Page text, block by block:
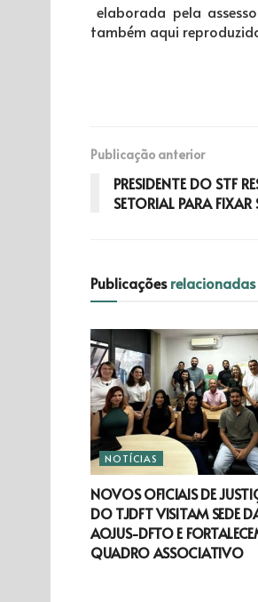
elaborada pela
também aqui
Publicação anterior
PRESIDENTE DO STF
SETORIAL PARA
Publicaçõesrelacionadas
NOTÍCIAS
NOVOS OFICIAIS DE
DO TJDFT VISITAM SEDE
AOJUS-DFTO E
QUADRO ASSOCIATIVO